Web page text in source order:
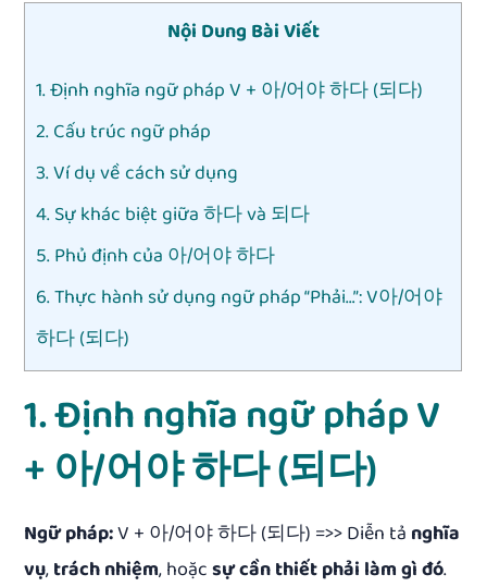
Nội Dung Bài Viết
1. Định nghĩa ngữ pháp V + 아/어야 하다 (되다)
2. Cấu trúc ngữ pháp
3. Ví dụ về cách sử dụng
4. Sự khác biệt giữa 하다 và 되다
5. Phủ định của 아/어야 하다
6. Thực hành sử dụng ngữ pháp “Phải…”: V아/어야
하다 (되다)
1. Định nghĩa ngữ pháp V
+ 아/어야 하다 (되다)
Ngữ pháp:V + 아/어야 하다 (되다) =>> Diễn tả nghĩa
vụ,trách nhiệm, hoặcsự cần thiết phải làm gì đó.